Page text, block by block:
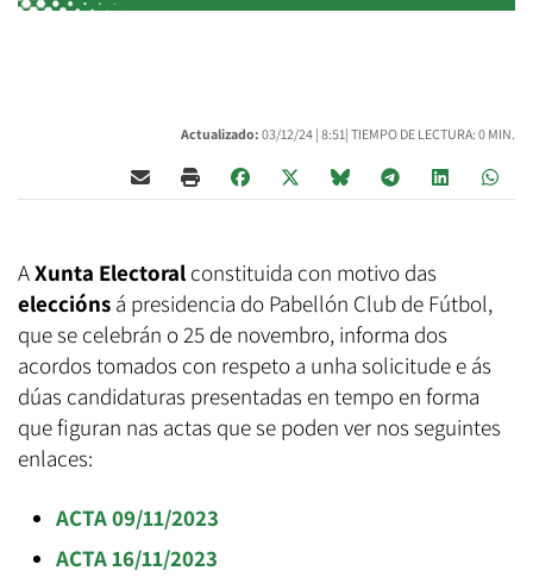
Actualizado: 03/12/24 | 8:51| TIEMPO DE LECTURA: 0 MIN.
AXunta Electoral constituida con motivo das
eleccións á presidencia do Pabellón Club de Fútbol,
que se celebrán o 25 de novembro, informa dos
acordos tomados con respeto a unha solicitude e ás
dúas candidaturas presentadas en tempo en forma
que figuran nas actas que se poden ver nos seguintes
enlaces:
ACTA 09/11/2023
ACTA 16/11/2023